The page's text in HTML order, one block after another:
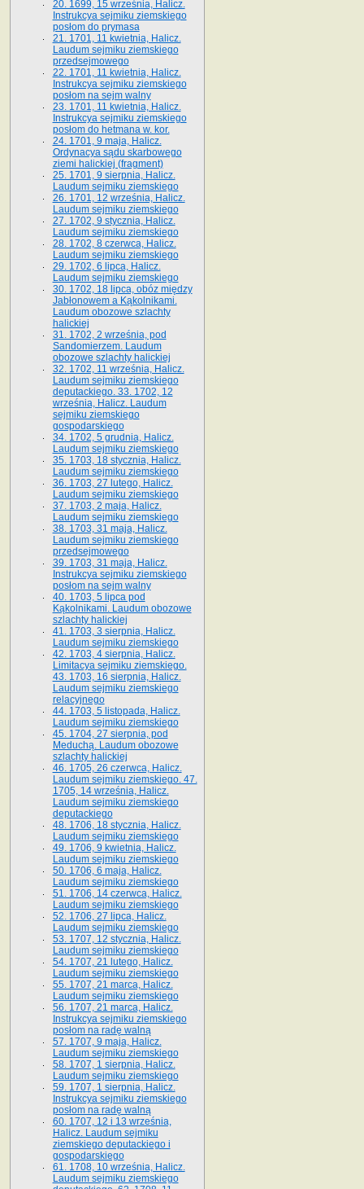
20. 1699, 15 września, Halicz.
Instrukcya sejmiku ziemskiego
posłom do prymasa
21. 1701, 11 kwietnia, Halicz.
Laudum sejmiku ziemskiego
przedsejmowego
22. 1701, 11 kwietnia, Halicz.
Instrukcya sejmiku ziemskiego
posłom na sejm walny
23. 1701, 11 kwietnia, Halicz.
Instrukcya sejmiku ziemskiego
posłom do hetmana w. kor.
24. 1701, 9 maja, Halicz.
Ordynacya sądu skarbowego
ziemi halickiej (fragment)
25. 1701, 9 sierpnia, Halicz.
Laudum sejmiku ziemskiego
26. 1701, 12 września, Halicz.
Laudum sejmiku ziemskiego
27. 1702, 9 stycznia, Halicz.
Laudum sejmiku ziemskiego
28. 1702, 8 czerwca, Halicz.
Laudum sejmiku ziemskiego
29. 1702, 6 lipca, Halicz.
Laudum sejmiku ziemskiego
30. 1702, 18 lipca, obóz między
Jabłonowem a Kąkolnikami.
Laudum obozowe szlachty
halickiej
31. 1702, 2 września, pod
Sandomierzem. Laudum
obozowe szlachty halickiej
32. 1702, 11 września, Halicz.
Laudum sejmiku ziemskiego
deputackiego. 33. 1702, 12
września, Halicz. Laudum
sejmiku ziemskiego
gospodarskiego
34. 1702, 5 grudnia, Halicz.
Laudum sejmiku ziemskiego
35. 1703, 18 stycznia, Halicz.
Laudum sejmiku ziemskiego
36. 1703, 27 lutego, Halicz.
Laudum sejmiku ziemskiego
37. 1703, 2 maja, Halicz.
Laudum sejmiku ziemskiego
38. 1703, 31 maja, Halicz.
Laudum sejmiku ziemskiego
przedsejmowego
39. 1703, 31 maja, Halicz.
Instrukcya sejmiku ziemskiego
posłom na sejm walny
40. 1703, 5 lipca pod
Kąkolnikami. Laudum obozowe
szlachty halickiej
41­. 1703, 3 sierpnia, Halicz.
Laudum sejmiku ziemskiego
42. 1703, 4 sierpnia, Halicz.
Limitacya sejmiku ziemskiego.
43. 1703, 16 sierpnia, Halicz.
Laudum sejmiku ziemskiego
relacyjnego
44. 1703, 5 listopada, Halicz.
Laudum sejmiku ziemskiego
45. 1704, 27 sierpnia, pod
Meduchą. Laudum obozowe
szlachty halickiej
46. 1705, 26 czerwca, Halicz.
Laudum sejmiku ziemskiego. 47.
1705, 14 września, Halicz.
Laudum sejmiku ziemskiego
deputackiego
48. 1706, 18 stycznia, Halicz.
Laudum sejmiku ziemskiego
49. 1706, 9 kwietnia, Halicz.
Laudum sejmiku ziemskiego
50. 1706, 6 maja, Halicz.
Laudum sejmiku ziemskiego
51. 1706, 14 czerwca, Halicz.
Laudum sejmiku ziemskiego
52. 1706, 27 lipca, Halicz.
Laudum sejmiku ziemskiego
53. 1707, 12 stycznia, Halicz.
Laudum sejmiku ziemskiego
54. 1707, 21 lutego, Halicz.
Laudum sejmiku ziemskiego
55. 1707, 21 marca, Halicz.
Laudum sejmiku ziemskiego
56. 1707, 21 marca, Halicz.
Instrukcya sejmiku ziemskiego
posłom na radę walną
57. 1707, 9 maja, Halicz.
Laudum sejmiku ziemskiego
58. 1707, 1 sierpnia, Halicz.
Laudum sejmiku ziemskiego
59. 1707, 1 sierpnia, Halicz.
Instrukcya sejmiku ziemskiego
posłom na radę walną
60. 1707, 12 i 13 września,
Halicz. Laudum sejmiku
ziemskiego deputackiego i
gospodarskiego
61. 1708, 10 września, Halicz.
Laudum sejmiku ziemskiego